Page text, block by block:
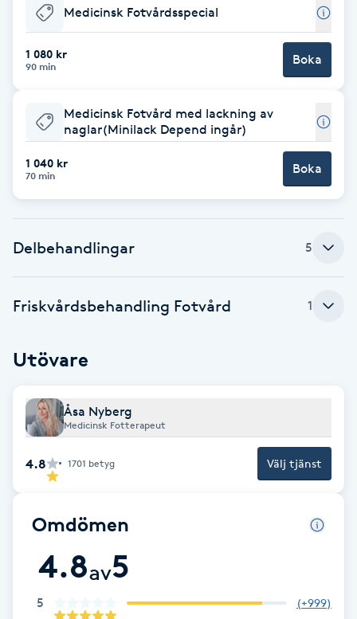
Babylights
Balayage
Bambumassage
Barber
BIAB
Blowout
Brynfärgning
Brynplockning
Bröllopsuppsättning
Celluliter
Medicinsk Fotvårdsspecial
1 080 kr
90 min Boka
Medicinsk Fotvård med lackning av
naglar(Minilack Depend ingår)
1 040 kr
70 min Boka
Delbehandlingar 5
Friskvårdsbehandling Fotvård 1
Utövare
Åsa Nyberg
Medicinsk Fotterapeut
4.8 1701 betyg Välj tjänst
Omdömen
4.8av5
5 (+999)